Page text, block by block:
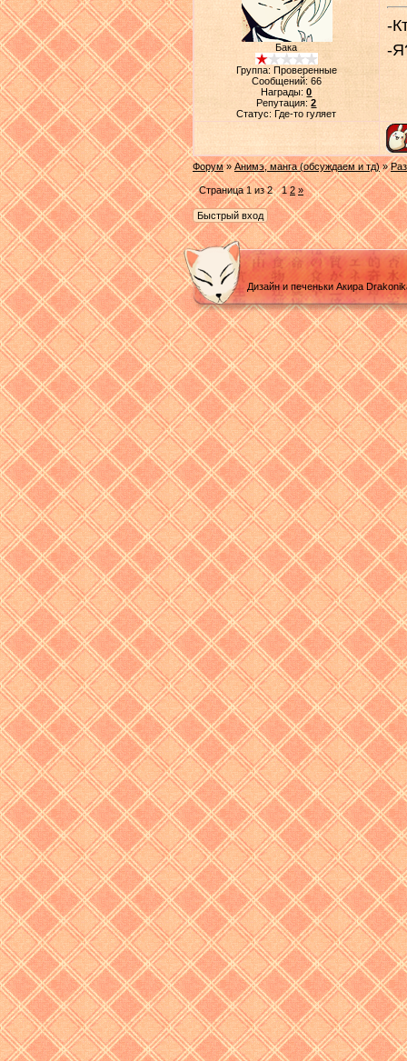
Бака
Группа: Проверенные
Сообщений: 66
Награды:0
Репутация:2
Статус:Где-то гуляет
-
-
Форум » Анимэ, манга (обсуждаем и тд) »
Страница1из2 1 2 »
Дизайн и печеньки Акира